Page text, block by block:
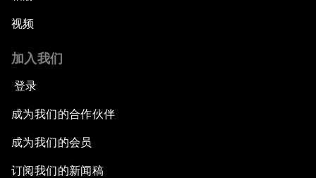
视频
加入我们
登录
成为我们的合作伙伴
成为我们的会员
订阅我们的新闻稿